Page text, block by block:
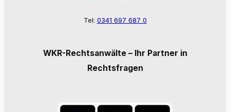
Tel: 0341 697 687 0
WKR-Rechtsanwälte – Ihr Partner in
Rechtsfragen